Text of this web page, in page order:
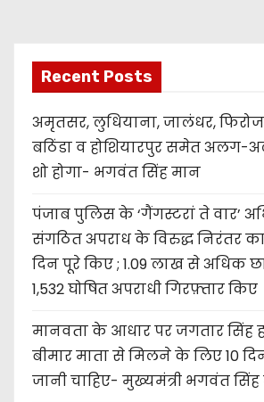
Recent Posts
अमृतसर, लुधियाना, जालंधर,
बठिंडा व होशियारपुर समेत अलग-
शो होगा- भगवंत सिंह मान
पंजाब पुलिस के ‘गैंगस्टरां ते वार’
संगठित अपराध के विरुद्ध निरंतर
दिन पूरे किए ; 1.09 लाख से अधिक
1,532 घोषित अपराधी गिरफ़्तार किए
मानवता के आधार पर जगतार सिंह
बीमार माता से मिलने के लिए 10
जानी चाहिए- मुख्यमंत्री भगवंत